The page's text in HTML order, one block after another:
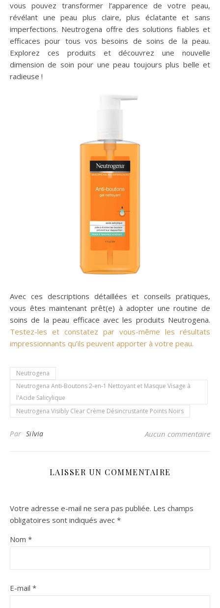
vous pouvez transformer l’apparence de votre peau,
révélant une peau plus claire, plus éclatante et sans
imperfections. Neutrogena offre des solutions fiables et
efficaces pour tous vos besoins de soins de la peau.
Explorez ces produits et découvrez une nouvelle
dimension de soin pour une peau toujours plus belle et
radieuse !
Avec ces descriptions détaillées et conseils pratiques,
vous êtes maintenant prêt(e) à adopter une routine de
soins de la peau efficace avec les produits Neutrogena.
Testez-les et constatez par vous-même les résultats
impressionnants qu’ils peuvent apporter à votre peau.
Neutrogena
Neutrogena Anti-Boutons 2-en-1 Nettoyant et Masque Visage à
l'Acide Salicylique
Neutrogena Visibly Clear Crème Désincrustante Points Noirs
Par Silvia Aucun commentaire
LAISSER UN COMMENTAIRE
Votre adresse e-mail ne sera pas publiée. Les champs
obligatoires sont indiqués avec *
Nom *
E-mail *